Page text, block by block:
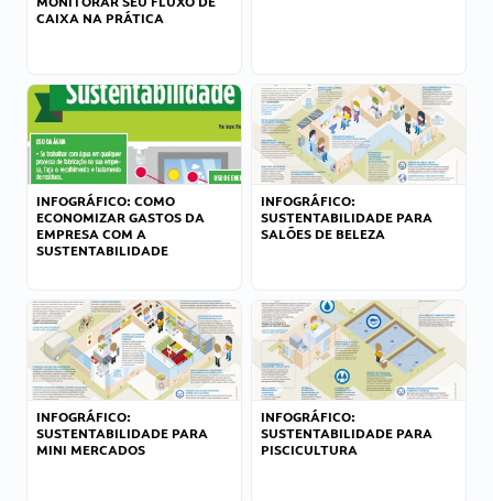
CAIXA NA PRÁTICA
INFOGRÁFICO: COMO
ECONOMIZAR GASTOS DA
EMPRESA COM A
SUSTENTABILIDADE
INFOGRÁFICO:
SUSTENTABILIDADE PARA
SALÕES DE BELEZA
INFOGRÁFICO:
SUSTENTABILIDADE PARA
MINI MERCADOS
INFOGRÁFICO:
SUSTENTABILIDADE PARA
PISCICULTURA